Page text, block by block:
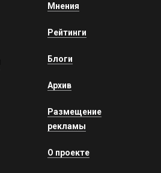
Мнения
Рейтинги
Блоги
Архив
Размещение
рекламы
О проекте